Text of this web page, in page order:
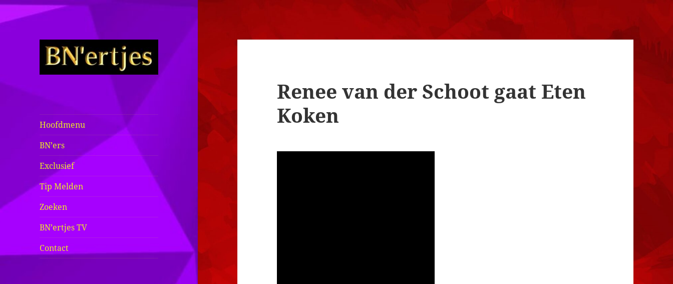
Sexy BN'ers /
Nederlanders
Half Naakt /
Bloot
Hoofdmenu
BN’ers
Exclusief
Tip Melden
Zoeken
BN’ertjes TV
Contact
Renee van der Schoot gaat Eten
Koken